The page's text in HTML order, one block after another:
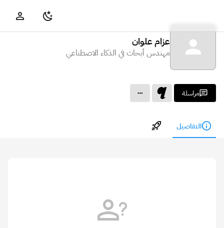
عزام علوان
مهندس أبحاث في الذكاء الاصطناعي
مراسلة
التفاصيل